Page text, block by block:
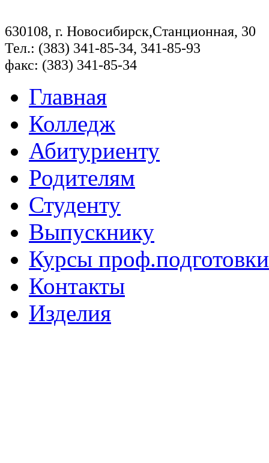
630108, г. Новосибирск,Станционная, 30
Тел.: (383) 341-85-34, 341-85-93
факс: (383) 341-85-34
Главная
Колледж
Абитуриенту
Родителям
Студенту
Выпускнику
Курсы проф.подготовки
Контакты
Изделия